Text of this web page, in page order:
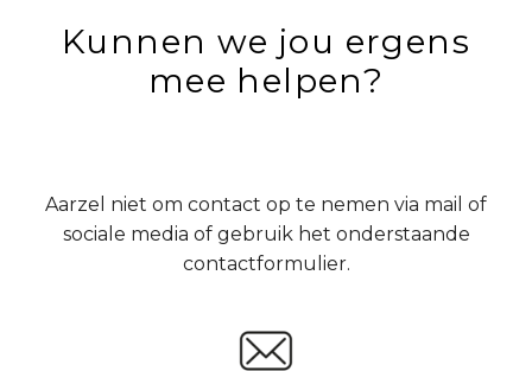
Kunnen we jou ergens
mee helpen?
Aarzel niet om contact op te nemen via mail of
sociale media of gebruik het onderstaande
contactformulier.